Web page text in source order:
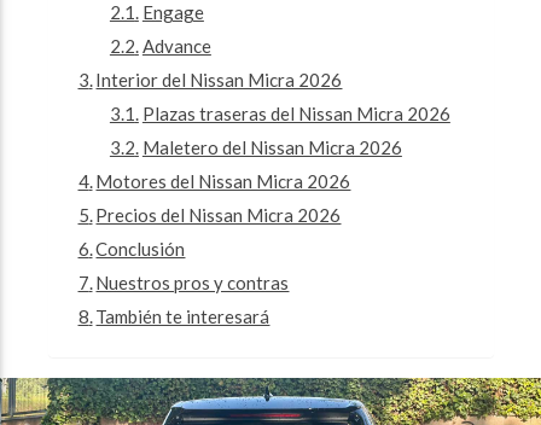
Engage
Advance
Interior del Nissan Micra 2026
Plazas traseras del Nissan Micra 2026
Maletero del Nissan Micra 2026
Motores del Nissan Micra 2026
Precios del Nissan Micra 2026
Conclusión
Nuestros pros y contras
También te interesará